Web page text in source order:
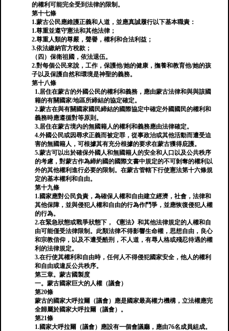
的權利可能完全受到法律的限制。
第十七條
1.蒙古公民應維護正義和人道，並應真誠履行以下基本職責：
1.尊重並遵守憲法和其他法律；
2.尊重人類的尊嚴，聲譽，權利和合法利益；
3.依法繳納官方稅款；
（四）保衛祖國，依法退伍。
2.對每個公民來說，工作，保護他/她的健康，撫養和教育他/她的孩
子以及保護自然和環境是神聖的義務。
第十八條
1.居住在蒙古的外國公民的權利和義務，應由蒙古法律和與與該國
籍的有關國家/地區所締結的協定確定。
2.蒙古在與有關國家國民締結的國際協定中確定外國國民的權利和
義務時應遵循對等原則。
3.居住在蒙古境內的無國籍人的權利和義務應由法律確定。
4.外國公民或因尋求正義而被定罪，從事政治或其他活動而遭受迫
害的無國籍人，可根據其有充分根據的要求在蒙古獲得庇護。
5.蒙古可以出於確保外國人和無國籍人的安全和人口以及公共秩序
的考慮，對蒙古作為締約國的國際文書中規定的不可剝奪的權利以
外的其他權利進行必要的限制。在蒙古管轄下行使憲法第十六條規
定的基本權利和自由。
第十九條
1.國家應對公民負責，為確保人權和自由建立經濟，社會，法律和
其他保障，並與侵犯人權和自由的行為作鬥爭，並應恢復侵犯人權
的行為。
2.在緊急狀態或戰爭狀態下，《憲法》和其他法律規定的人權和自
由可能僅受法律限制。此類法律不得影響生命權，思想自由，良心
和宗教信仰，以及不遭受酷刑，不人道，有辱人格或殘忍待遇的權
利的法律規定。
3.在行使其權利和自由時，任何人不得侵犯國家安全，他人的權利
和自由或違反公共秩序。
第三章。蒙古國製度
一。蒙古國家巨大的人權（議會）
第20條
蒙古的國家大呼拉爾（議會）應是國家最高權力機構，立法權應完
全歸屬於國家大呼拉爾（議會）。
第21條
1.國家大呼拉爾（議會）應設有一個會議廳，應由76名成員組成。